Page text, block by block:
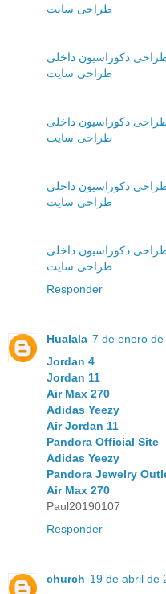
طراحی سایت
دکوراسیون داخلی
طراحی سایت
دکوراسیون داخلی
طراحی سایت
دکوراسیون داخلی
طراحی سایت
دکوراسیون داخلی
طراحی سایت
Responder
Hualala 7 de enero de
Jordan 4
Jordan 11
Air Max 270
Adidas Yeezy
Air Jordan 11
Pandora Official Site
Adidas Yeezy
Pandora Jewelry
Air Max 270
Paul20190107
Responder
church 19 de abril de